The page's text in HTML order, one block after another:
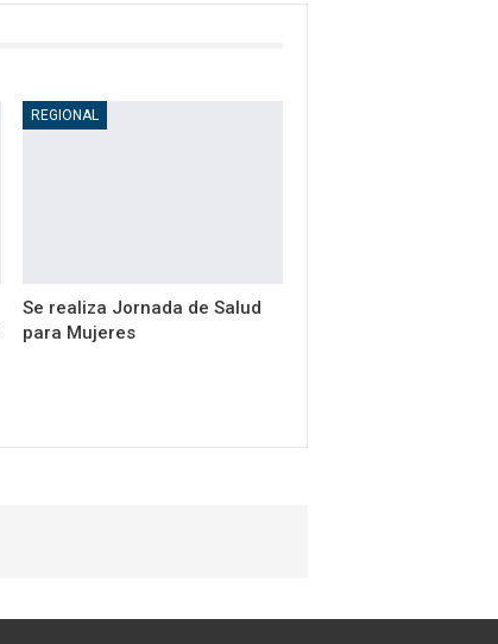
REGIONAL
Se realiza Jornada de Salud
para Mujeres